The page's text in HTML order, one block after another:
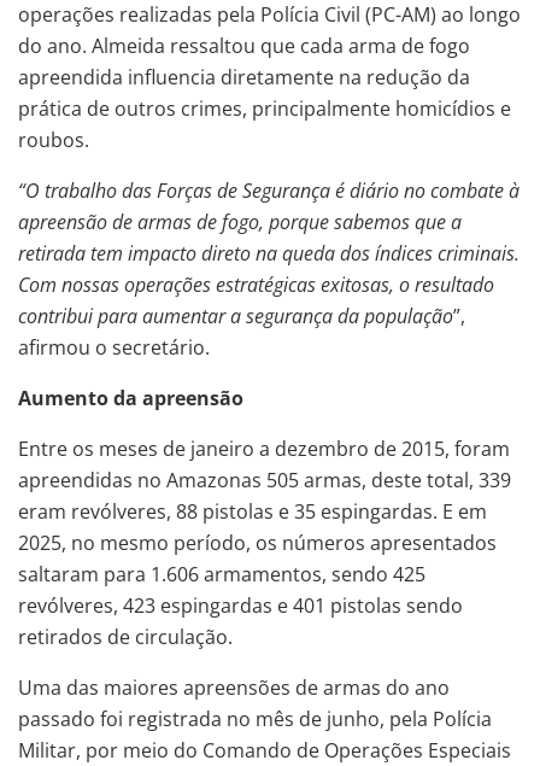
operações realizadas pela Polícia Civil (PC-AM) ao longo
do ano. Almeida ressaltou que cada arma de fogo
apreendida influencia diretamente na redução da
prática de outros crimes, principalmente homicídios e
roubos.
“O trabalho das Forças de Segurança é diário no combate à
apreensão de armas de fogo, porque sabemos que a
retirada tem impacto direto na queda dos índices criminais.
Com nossas operações estratégicas exitosas, o resultado
contribui para aumentar a segurança da população”,
afirmou o secretário.
Aumento da apreensão
Entre os meses de janeiro a dezembro de 2015, foram
apreendidas no Amazonas 505 armas, deste total, 339
eram revólveres, 88 pistolas e 35 espingardas. E em
2025, no mesmo período, os números apresentados
saltaram para 1.606 armamentos, sendo 425
revólveres, 423 espingardas e 401 pistolas sendo
retirados de circulação.
Uma das maiores apreensões de armas do ano
passado foi registrada no mês de junho, pela Polícia
Militar, por meio do Comando de Operações Especiais